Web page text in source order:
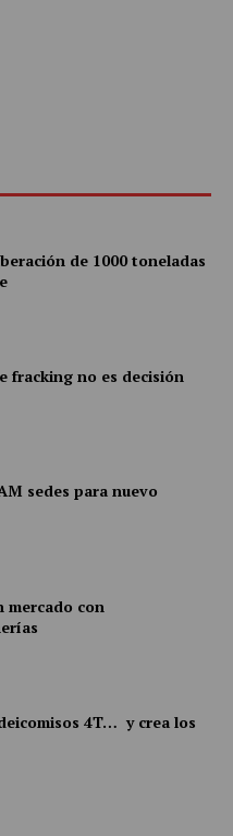
de 1000 toneladas
fracking no es decisión
sedes para nuevo
mercado con
4T… y crea los